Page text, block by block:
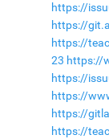
https://
https://
https://
23 https://
https://
https://
https://
https://